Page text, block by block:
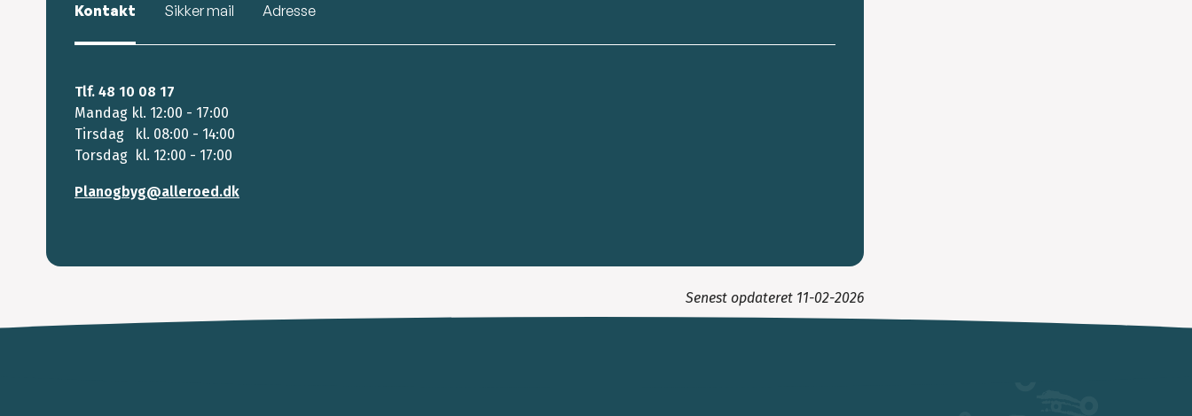
Kontakt Sikker mail Adresse
Tlf. 48 10 08 17
Mandag kl. 12:00 - 17:00
Tirsdag kl. 08:00 - 14:00
Torsdag kl. 12:00 - 17:00
Planogbyg@alleroed.dk
Senest opdateret 11-02-2026